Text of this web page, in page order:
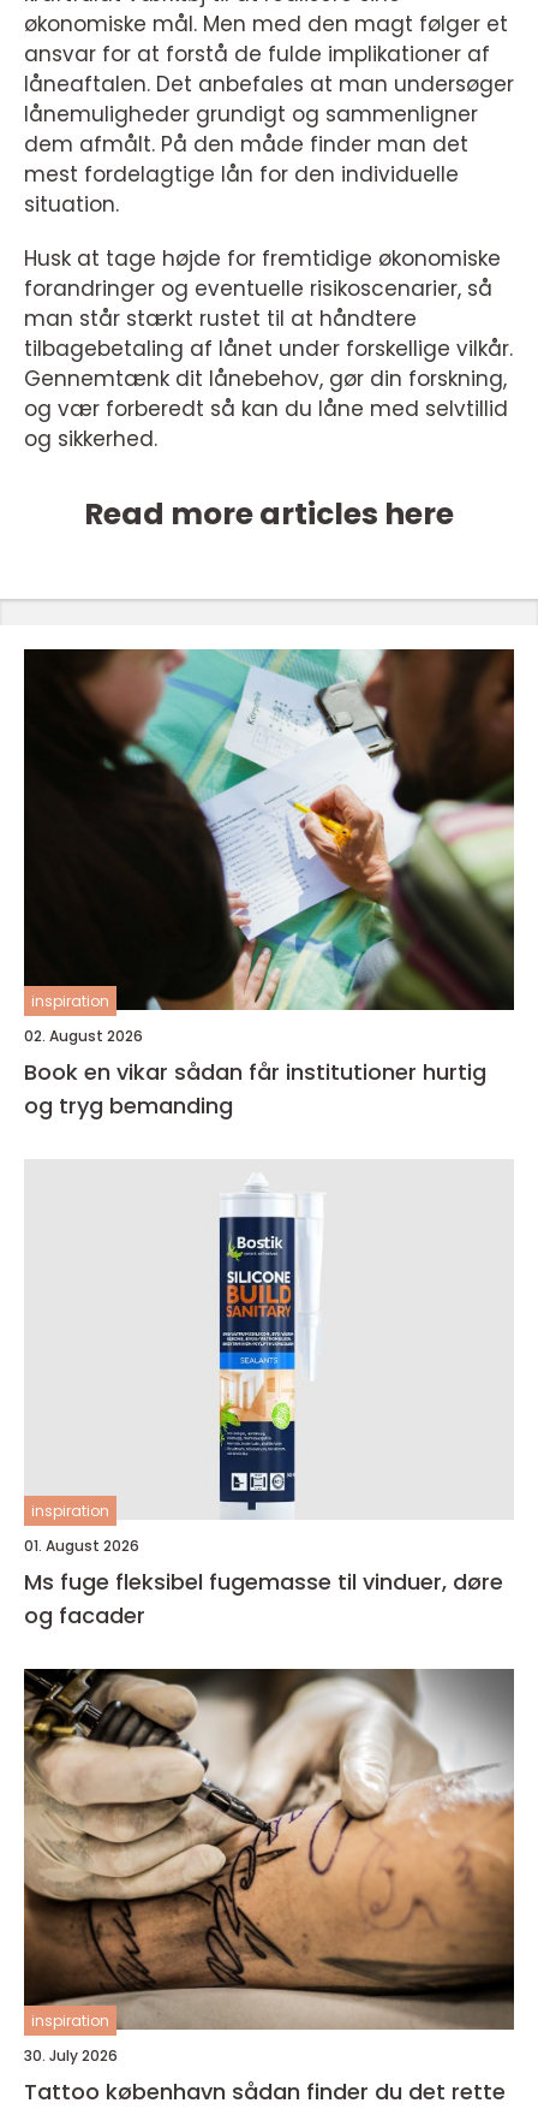
økonomiske mål. Men med den magt følger et
ansvar for at forstå de fulde implikationer af
låneaftalen. Det anbefales at man undersøger
lånemuligheder grundigt og sammenligner
dem afmålt. På den måde finder man det
mest fordelagtige lån for den individuelle
situation.
Husk at tage højde for fremtidige økonomiske
forandringer og eventuelle risikoscenarier, så
man står stærkt rustet til at håndtere
tilbagebetaling af lånet under forskellige vilkår.
Gennemtænk dit lånebehov, gør din forskning,
og vær forberedt så kan du låne med selvtillid
og sikkerhed.
Read more articles here
inspiration
02. August 2026
Book en vikar sådan får institutioner hurtig
og tryg bemanding
inspiration
01. August 2026
Ms fuge fleksibel fugemasse til vinduer, døre
og facader
inspiration
30. July 2026
Tattoo københavn sådan finder du det rette